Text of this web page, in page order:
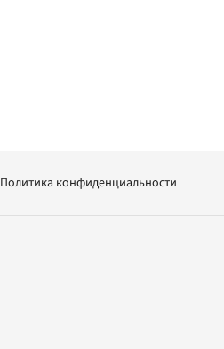
Политика конфиденциальности